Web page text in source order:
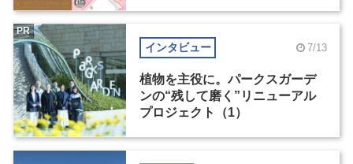
インタビュー 7/13
植物を主役に。パークスガーデ
ンの“残して磨く”リニューアル
プロジェクト（1）
PR